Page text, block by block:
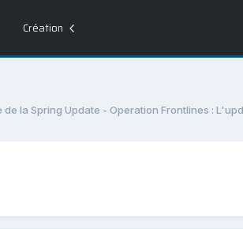
Création
de la Spring Update - Operation Frontlines :